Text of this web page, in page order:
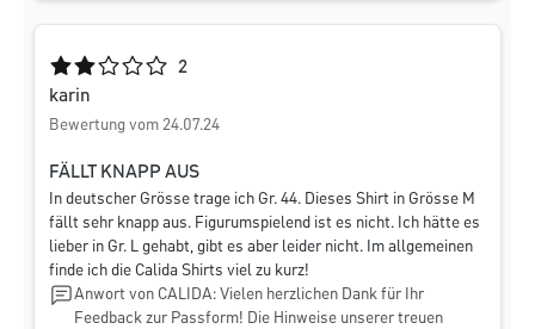
Durchschnittliche Bewertung von 2 von 5 Sternen
2
karin
Bewertung vom 24.07.24
FÄLLT KNAPP AUS
In deutscher Grösse trage ich Gr. 44. Dieses Shirt in Grösse M
fällt sehr knapp aus. Figurumspielend ist es nicht. Ich hätte es
lieber in Gr. L gehabt, gibt es aber leider nicht. Im allgemeinen
finde ich die Calida Shirts viel zu kurz!
Anwort von CALIDA: Vielen herzlichen Dank für Ihr
Feedback zur Passform! Die Hinweise unserer treuen